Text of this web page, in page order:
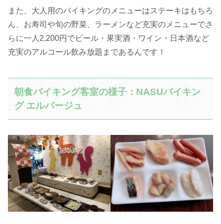
また、大人用のバイキングのメニューはステーキはもちろ
ん、お寿司や旬の野菜、ラーメンなど充実のメニューでさ
らに一人2,200円でビール・果実酒・ワイン・日本酒など
充実のアルコール飲み放題まであるんです！
朝食バイキング客室の様子：NASUバイキン
グ エルバージュ